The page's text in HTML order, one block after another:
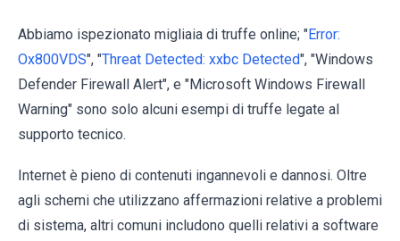
Abbiamo ispezionato migliaia di truffe online; "Error:
Ox800VDS", "Threat Detected: xxbc Detected", "Windows
Defender Firewall Alert", e "Microsoft Windows Firewall
Warning" sono solo alcuni esempi di truffe legate al
supporto tecnico.
Internet è pieno di contenuti ingannevoli e dannosi. Oltre
agli schemi che utilizzano affermazioni relative a problemi
di sistema, altri comuni includono quelli relativi a software